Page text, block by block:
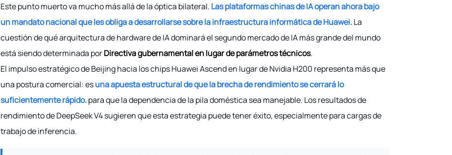
Este punto muerto va mucho más allá de la óptica bilateral. Las plataformas chinas de IA operan ahora bajo
un mandato nacional que les obliga a desarrollarse sobre la infraestructura informática de Huawei.La
cuestión de qué arquitectura de hardware de IA dominará el segundo mercado de IA más grande del mundo
está siendo determinada porDirectiva gubernamental en lugar de parámetros técnicos.
El impulso estratégico de Beijing hacia los chips Huawei Ascend en lugar de Nvidia H200 representa más que
una postura comercial: esuna apuesta estructural de que la brecha de rendimiento se cerrará lo
suficientemente rápido.para que la dependencia de la pila doméstica sea manejable. Los resultados de
rendimiento de DeepSeek V4 sugieren que esta estrategia puede tener éxito, especialmente para cargas de
trabajo de inferencia.